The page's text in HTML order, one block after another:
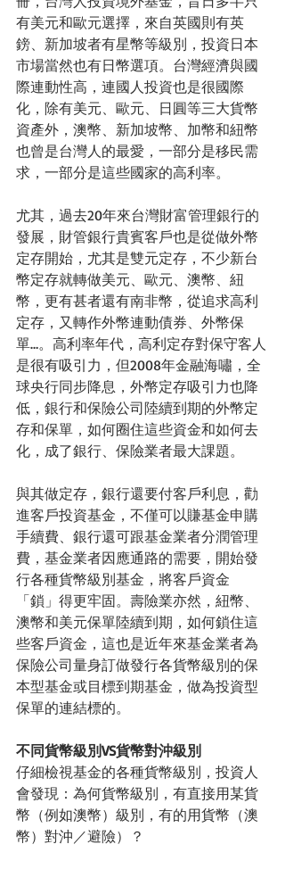
有美元和歐元選擇，來自英國則有英
鎊、新加坡者有星幣等級別，投資日本
市場當然也有日幣選項。台灣經濟與國
際連動性高，連國人投資也是很國際
化，除有美元、歐元、日圓等三大貨幣
資產外，澳幣、新加坡幣、加幣和紐幣
也曾是台灣人的最愛，一部分是移民需
求，一部分是這些國家的高利率。
尤其，過去20年來台灣財富管理銀行的
發展，財管銀行貴賓客戶也是從做外幣
定存開始，尤其是雙元定存，不少新台
幣定存就轉做美元、歐元、澳幣、紐
幣，更有甚者還有南非幣，從追求高利
定存，又轉作外幣連動債券、外幣保
單…。高利率年代，高利定存對保守客人
是很有吸引力，但2008年金融海嘯，全
球央行同步降息，外幣定存吸引力也降
低，銀行和保險公司陸續到期的外幣定
存和保單，如何圈住這些資金和如何去
化，成了銀行、保險業者最大課題。
與其做定存，銀行還要付客戶利息，勸
進客戶投資基金，不僅可以賺基金申購
手續費、銀行還可跟基金業者分潤管理
費，基金業者因應通路的需要，開始發
行各種貨幣級別基金，將客戶資金
「鎖」得更牢固。壽險業亦然，紐幣、
澳幣和美元保單陸續到期，如何鎖住這
些客戶資金，這也是近年來基金業者為
保險公司量身訂做發行各貨幣級別的保
本型基金或目標到期基金，做為投資型
保單的連結標的。
不同貨幣級別VS貨幣對沖級別
仔細檢視基金的各種貨幣級別，投資人
會發現：為何貨幣級別，有直接用某貨
幣（例如澳幣）級別，有的用貨幣（澳
幣）對沖／避險）？